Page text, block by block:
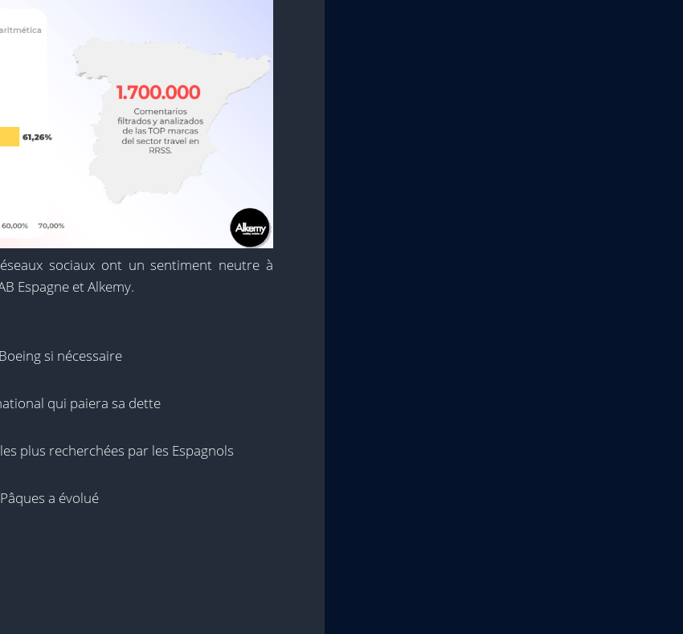
sociaux ont un sentiment neutre à
Espagne et Alkemy.
si nécessaire
qui paiera sa dette
plus recherchées par les Espagnols
a évolué